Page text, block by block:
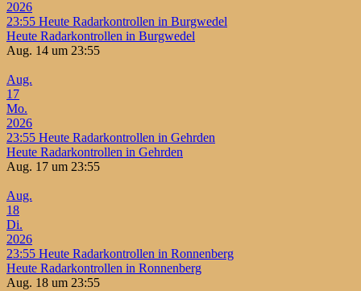
2026
23:55 Heute Radarkontrollen in Burgwedel
Heute Radarkontrollen in Burgwedel
Aug. 14 um 23:55
Aug.
17
Mo.
2026
23:55 Heute Radarkontrollen in Gehrden
Heute Radarkontrollen in Gehrden
Aug. 17 um 23:55
Aug.
18
Di.
2026
23:55 Heute Radarkontrollen in Ronnenberg
Heute Radarkontrollen in Ronnenberg
Aug. 18 um 23:55